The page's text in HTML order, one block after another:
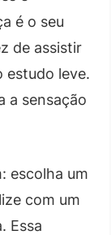
é o seu
de assistir
estudo leve.
a sensação
escolha um
com um
Essa